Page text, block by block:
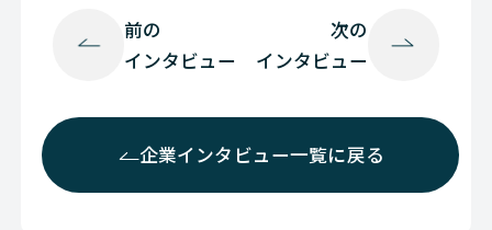
前の
インタビュー
企業インタビュー一覧に戻る
次の
インタビュー